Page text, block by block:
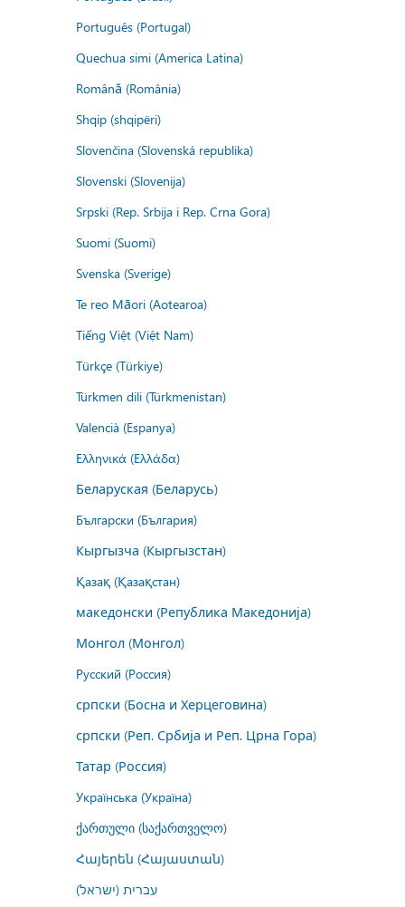
Português (Portugal)
Quechua simi (America Latina)
Română (România)
Shqip (shqipëri)
Slovenčina (Slovenská republika)
Slovenski (Slovenija)
Srpski (Rep. Srbija i Rep. Crna Gora)
Suomi (Suomi)
Svenska (Sverige)
Te reo Māori (Aotearoa)
Tiếng Việt (Việt Nam)
Türkçe (Türkiye)
Türkmen dili (Türkmenistan)
Valencià (Espanya)
Ελληνικά (Ελλάδα)
Беларуская (Беларусь)
Български (България)
Кыргызча (Кыргызстан)
Қазақ (Қазақстан)
македонски (Република Македонија)
Монгол (Монгол)
Русский (Россия)
српски (Босна и Херцеговина)
српски (Реп. Србија и Реп. Црна Гора)
Татар (Россия)
Українська (Україна)
ქართული (საქართველო)
Հայերեն (Հայաստան)
עברית (ישראל)